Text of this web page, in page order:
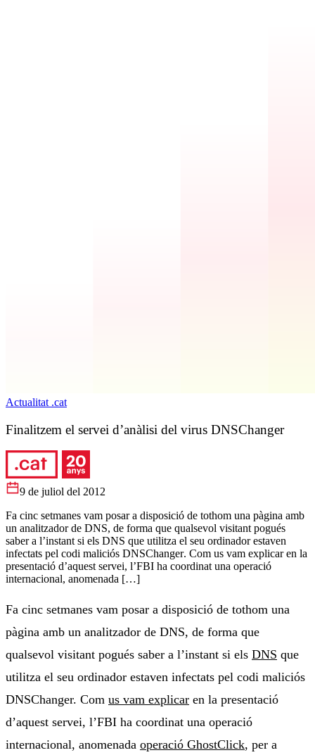
Actualitat .cat
Finalitzem el servei d’anàlisi del virus DNSChanger
9 de juliol del 2012
Fa cinc setmanes vam posar a disposició de tothom una pàgina amb
un analitzador de DNS, de forma que qualsevol visitant pogués
saber a l’instant si els DNS que utilitza el seu ordinador estaven
infectats pel codi maliciós DNSChanger. Com us vam explicar en la
presentació d’aquest servei, l’FBI ha coordinat una operació
internacional, anomenada […]
Fa cinc setmanes vam posar a disposició de tothom una
pàgina amb un analitzador de DNS, de forma que
qualsevol visitant pogués saber a l’instant si els DNS que
utilitza el seu ordinador estaven infectats pel codi maliciós
DNSChanger. Com us vam explicar en la presentació
d’aquest servei, l’FBI ha coordinat una operació
internacional, anomenada operació GhostClick, per a